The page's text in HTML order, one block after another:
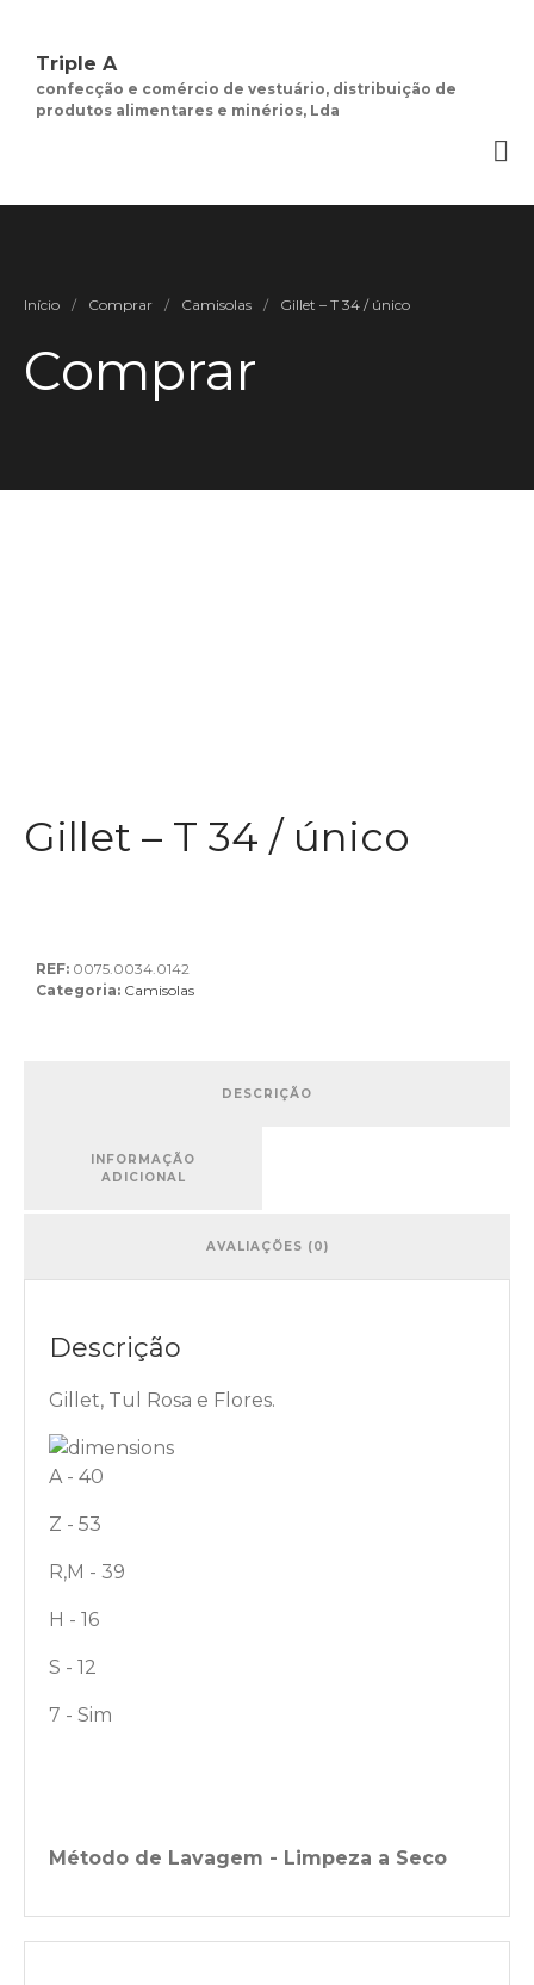
Moda Feminina
Social
Triple A
confecção e comércio de vestuário, distribuição de
produtos alimentares e minérios, Lda
Início / Comprar / Camisolas / Gillet – T 34 / único
Comprar
Gillet – T 34 / único
REF: 0075.0034.0142
Categoria: Camisolas
DESCRIÇÃO
INFORMAÇÃO
ADICIONAL
AVALIAÇÕES (0)
Descrição
Gillet, Tul Rosa e Flores.
A - 40
Z - 53
R,M - 39
H - 16
S - 12
7 - Sim
Método de Lavagem - Limpeza a Seco